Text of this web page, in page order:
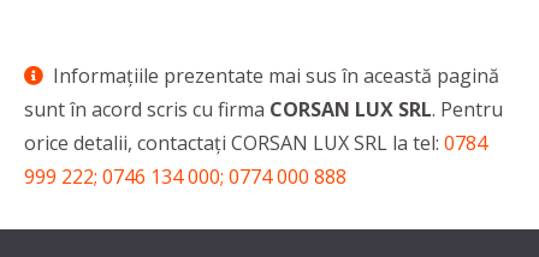
Informaţiile prezentate mai sus în această pagină
sunt în acord scris cu firma CORSAN LUX SRL. Pentru
orice detalii, contactaţi CORSAN LUX SRL la tel: 0784
999 222; 0746 134 000; 0774 000 888